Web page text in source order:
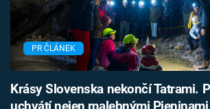
PR ČLÁNEK
Krásy Slovenska nekončí Tatrami.
uchvátí nejen malebnými